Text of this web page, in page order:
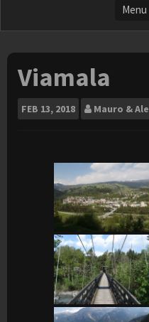
Viamala
FEB 13, 2018 Mauro & Ale